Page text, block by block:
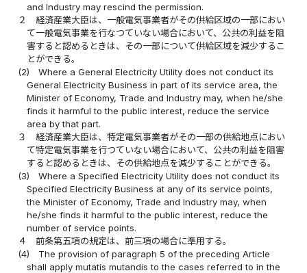
and Industry may rescind the permission.
２
経済産業大臣は、一般電気事業者がその供給区域の一部におい
て一般電気事業を行なつていない場合において、公共の利益を阻
害すると認めるときは、その一部について供給区域を減少するこ
とができる。
(2)
Where a General Electricity Utility does not conduct its
General Electricity Business in part of its service area, the
Minister of Economy, Trade and Industry may, when he/she
finds it harmful to the public interest, reduce the service
area by that part.
３
経済産業大臣は、特定電気事業者がその一部の供給地点におい
て特定電気事業を行つていない場合において、公共の利益を阻害
すると認めるときは、その供給地点を減少することができる。
(3)
Where a Specified Electricity Utility does not conduct its
Specified Electricity Business at any of its service points,
the Minister of Economy, Trade and Industry may, when
he/she finds it harmful to the public interest, reduce the
number of service points.
４
前条第五項の規定は、前三項の場合に準用する。
(4)
The provision of paragraph 5 of the preceding Article
shall apply mutatis mutandis to the cases referred to in the